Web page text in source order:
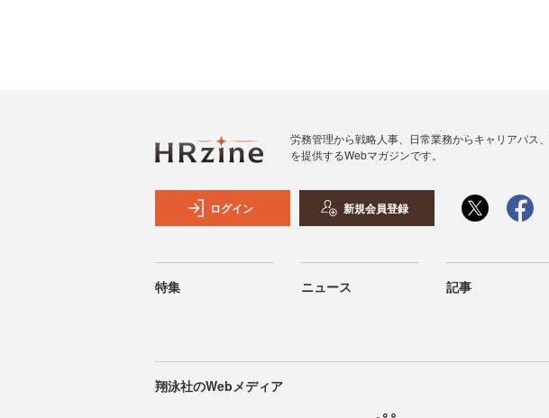
労務管理から戦略人事、日常業務からキャリアパス
を提供するWebマガジンです。
ログイン 新規会員登録
特集 ニュース 記事
翔泳社のWebメディア